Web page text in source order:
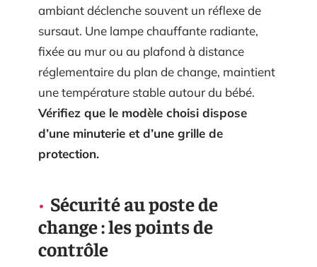
ambiant déclenche souvent un réflexe de
sursaut. Une lampe chauffante radiante,
fixée au mur ou au plafond à distance
réglementaire du plan de change, maintient
une température stable autour du bébé.
Vérifiez que le modèle choisi dispose
d’une minuterie et d’une grille de
protection.
Sécurité au poste de
change : les points de
contrôle